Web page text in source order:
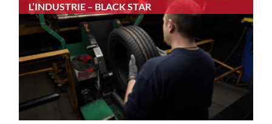
L’INDUSTRIE – BLACK STAR